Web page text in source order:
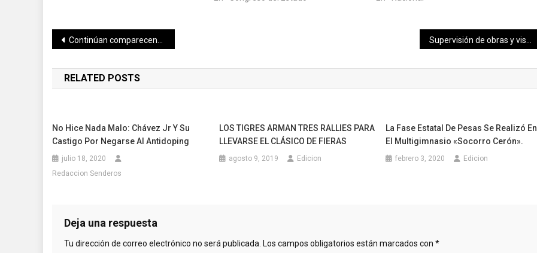
Navegación
de
entradas
Continúan comparecencias del Primer Informe de Gobierno.
RELATED POSTS
No Hice Nada Malo: Chávez Jr Y Su
Castigo Por Negarse Al Antidoping
julio 18, 2020
Redaccion Senderos
LOS TIGRES ARMAN TRES RALLIES PARA
LLEVARSE EL CLÁSICO DE FIERAS
agosto 9, 2019 Edicion
La Fase Estatal De Pesas Se Realizó En
El Multigimnasio «Socorro Cerón».
febrero 3, 2020 Edicion
Deja una respuesta
Tu dirección de correo electrónico no será publicada. Los campos obligatorios están marcados con *